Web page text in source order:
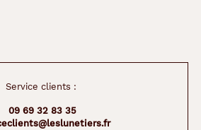
Service clients :
09 69 32 83 35